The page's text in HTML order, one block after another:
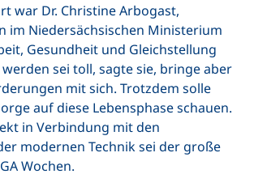
war Dr. Christine Arbogast,
im Niedersächsischen Ministerium
Gesundheit und Gleichstellung
sei toll, sagte sie, bringe aber
mit sich. Trotzdem solle
auf diese Lebensphase schauen.
in Verbindung mit den
modernen Technik sei der große
Wochen.